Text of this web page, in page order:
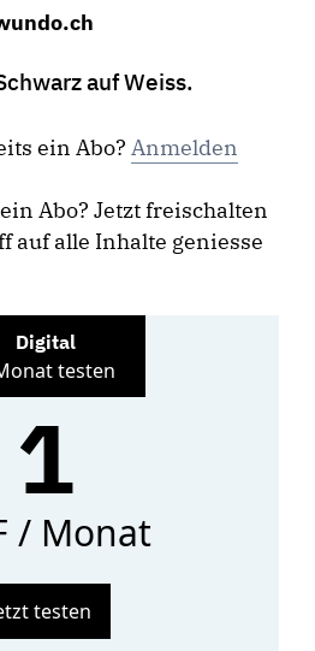
auf Weiss.
ein Abo? Anmelden
Abo? Jetzt freischalten
auf alle Inhalte geniesse
Digital
testen
1
/ Monat
testen